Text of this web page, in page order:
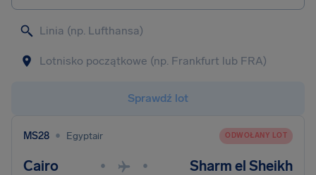
Sprawdź lot
MS28 • Egyptair ODWOŁANY LOT
Cairo • • Sharm el Sheikh